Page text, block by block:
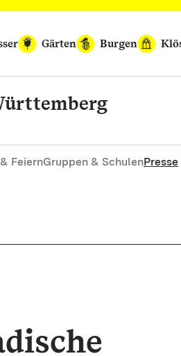
Gärten Burgen
FeiernGruppen & SchulenPresse